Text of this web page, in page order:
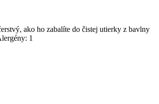
ako ho zabalíte do čistej utierky z bavlny
1